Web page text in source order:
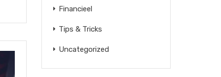
Financieel
Tips & Tricks
Uncategorized